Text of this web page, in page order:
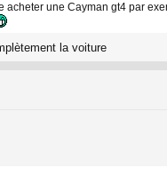
acheter une Cayman gt4 par
la voiture